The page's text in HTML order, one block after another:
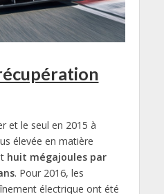
et le seul en 2015 à
élevée en matière
huit mégajoules par
. Pour 2016, les
électrique ont été